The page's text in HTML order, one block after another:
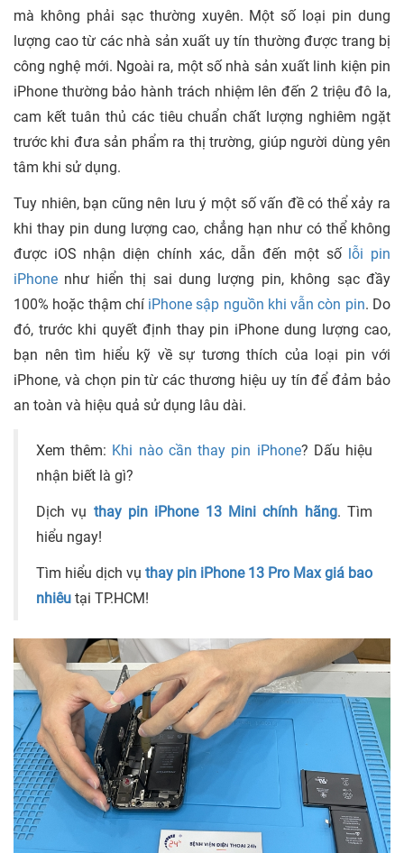
mà không phải sạc thường xuyên. Một số loại pin dung
lượng cao từ các nhà sản xuất uy tín thường được trang bị
công nghệ mới. Ngoài ra, một số nhà sản xuất linh kiện pin
iPhone thường bảo hành trách nhiệm lên đến 2 triệu đô la,
cam kết tuân thủ các tiêu chuẩn chất lượng nghiêm ngặt
trước khi đưa sản phẩm ra thị trường, giúp người dùng yên
tâm khi sử dụng.
Tuy nhiên, bạn cũng nên lưu ý một số vấn đề có thể xảy ra
khi thay pin dung lượng cao, chẳng hạn như có thể không
được iOS nhận diện chính xác, dẫn đến một số lỗi pin
iPhone như hiển thị sai dung lượng pin, không sạc đầy
100% hoặc thậm chí iPhone sập nguồn khi vẫn còn pin. Do
đó, trước khi quyết định thay pin iPhone dung lượng cao,
bạn nên tìm hiểu kỹ về sự tương thích của loại pin với
iPhone, và chọn pin từ các thương hiệu uy tín để đảm bảo
an toàn và hiệu quả sử dụng lâu dài.
Xem thêm: Khi nào cần thay pin iPhone? Dấu hiệu
nhận biết là gì?
Dịch vụ thay pin iPhone 13 Mini chính hãng. Tìm
hiểu ngay!
Tìm hiểu dịch vụ thay pin iPhone 13 Pro Max giá bao
nhiêu tại TP.HCM!